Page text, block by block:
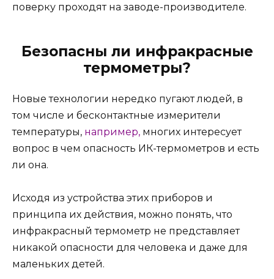
поверку проходят на заводе-производителе.
Безопасны ли инфракрасные
термометры?
Новые технологии нередко пугают людей, в
том числе и бесконтактные измерители
температуры, например, многих интересует
вопрос в чем опасность ИК-термометров и есть
ли она.
Исходя из устройства этих приборов и
принципа их действия, можно понять, что
инфракрасный термометр не представляет
никакой опасности для человека и даже для
маленьких детей.